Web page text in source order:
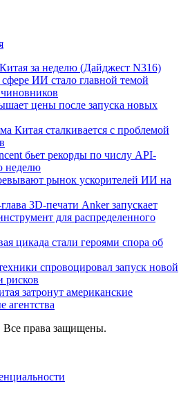
за неделю (Дайджест N316)
ИИ стало главной темой
цены после запуска новых
Китая сталкивается с проблемой
бьет рекорды по числу API-
неделю
рынок ускорителей ИИ на
3D-печати Anker запускает
для распределенного
цикада стали героями спора об
спровоцировал запуск новой
рисков
затронут американские
агентства
Все права защищены.